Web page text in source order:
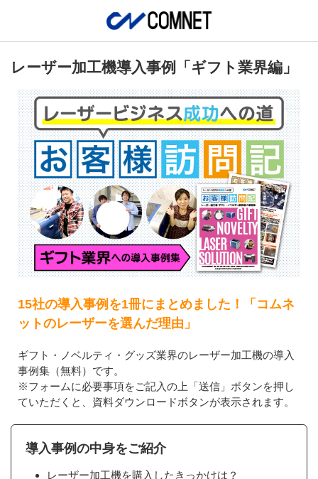
レーザー加工機導入事例「ギフト業界編」
15社の導入事例を1冊にまとめました！「コムネ
ットのレーザーを選んだ理由」
ギフト・ノベルティ・グッズ業界のレーザー加工機の導入
事例集（無料）です。
※フォームに必要事項をご記入の上「送信」ボタンを押し
ていただくと、資料ダウンロードボタンが表示されます。
導入事例の中身をご紹介
レーザー加工機を購入したきっかけは？